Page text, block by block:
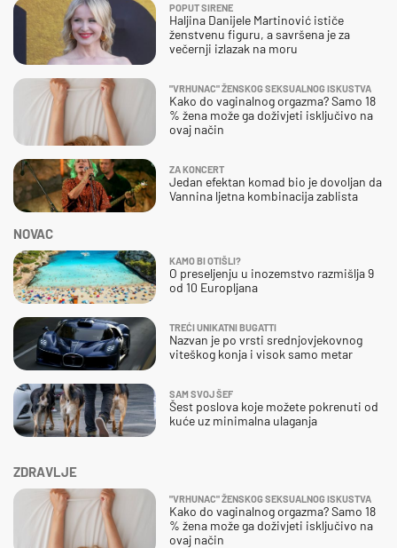
ZDRAVLJE
"VRHUNAC" ŽENSKOG SEKSUALNOG ISKUSTVA
Kako do vaginalnog orgazma? Samo 18
% žena može ga doživjeti isključivo na
ovaj način
NOVAC
KAMO BI OTIŠLI?
O preseljenju u inozemstvo razmišlja 9
od 10 Europljana
TREĆI UNIKATNI BUGATTI
Nazvan je po vrsti srednjovjekovnog
viteškog konja i visok samo metar
SAM SVOJ ŠEF
Šest poslova koje možete pokrenuti od
kuće uz minimalna ulaganja
POPUT SIRENE
Haljina Danijele Martinović ističe
ženstvenu figuru, a savršena je za
večernji izlazak na moru
"VRHUNAC" ŽENSKOG SEKSUALNOG ISKUSTVA
Kako do vaginalnog orgazma? Samo 18
% žena može ga doživjeti isključivo na
ovaj način
ZA KONCERT
Jedan efektan komad bio je dovoljan da
Vannina ljetna kombinacija zablista